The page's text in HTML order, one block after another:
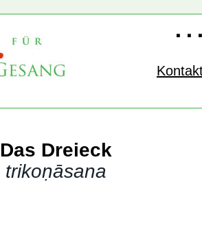
Das Dreieck
trikoṇāsana